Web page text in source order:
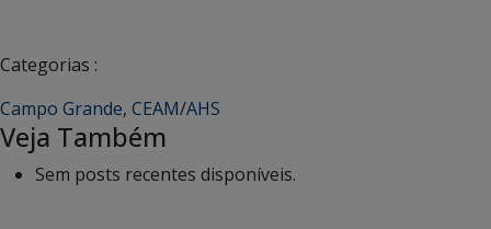
Categorias :
Campo Grande, CEAM/AHS
Veja Também
Sem posts recentes disponíveis.